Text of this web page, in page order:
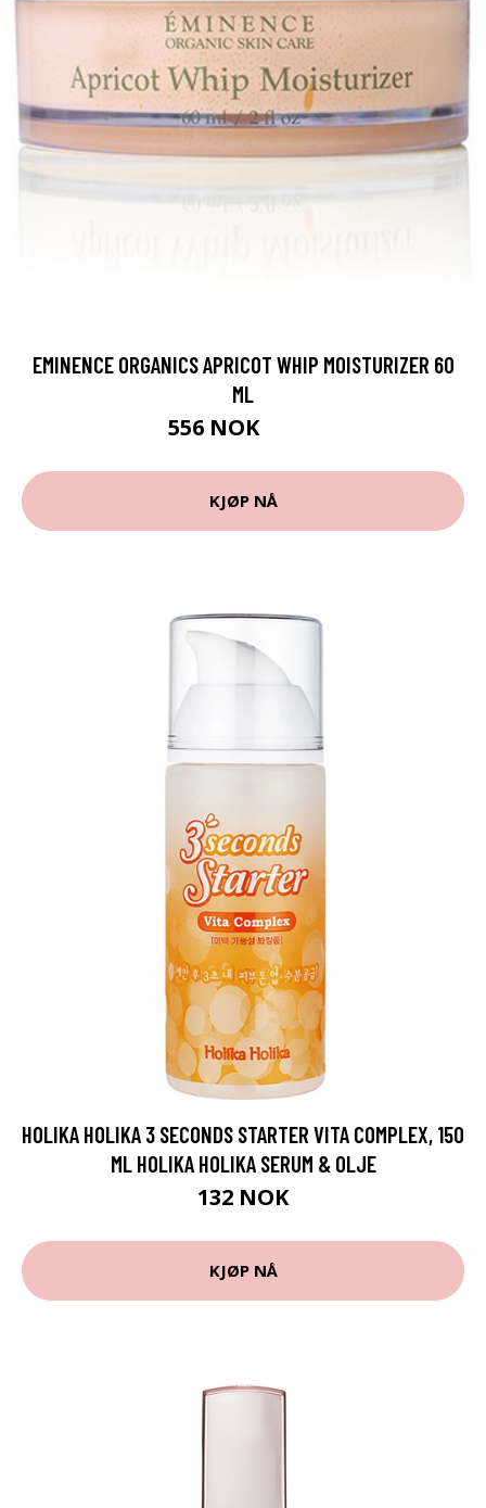
EMINENCE ORGANICS APRICOT WHIP MOISTURIZER 60
ML
556 NOK
KJØP NÅ
HOLIKA HOLIKA 3 SECONDS STARTER VITA COMPLEX, 150
ML HOLIKA HOLIKA SERUM & OLJE
132 NOK
KJØP NÅ